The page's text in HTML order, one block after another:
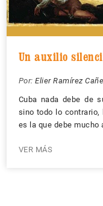
Un auxilio
Por: Elier Ramírez
Cuba nada debe de
sino todo lo contrario,
es la que debe mucho
VER MÁS